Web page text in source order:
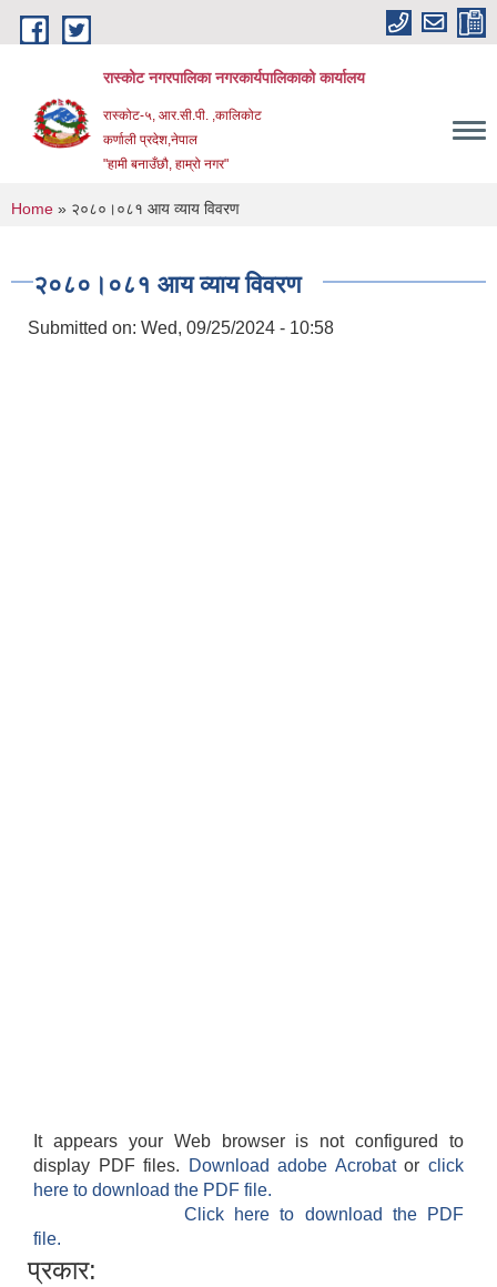
Skip to main content
रास्कोट नगरपालिका नगरकार्यपालिकाको कार्यालय
रास्कोट-५, आर.सी.पी. ,कालिकोट
कर्णाली प्रदेश,नेपाल
"हामी बनाउँछौ, हाम्रो नगर"
You are here
Home » २०८०।०८१ आय व्याय विवरण
२०८०।०८१ आय व्याय विवरण
Submitted on: Wed, 09/25/2024 - 10:58
It appears your Web browser is not configured to
display PDF files.
Download adobe Acrobatorclick
here to download the PDF file.
Click here to download the PDF
file.
प्रकार: